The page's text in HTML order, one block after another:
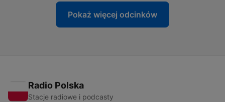
Pokaż więcej odcinków
Radio Polska
Stacje radiowe i podcasty